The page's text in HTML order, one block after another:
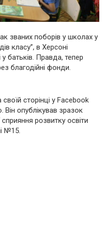
званих поборів у школах у
класу”, в Херсоні
батьків. Правда, тепер
благодійні фонди.
сторінці у Facebook
опублікував зразок
сприяння розвитку освіти
№15.